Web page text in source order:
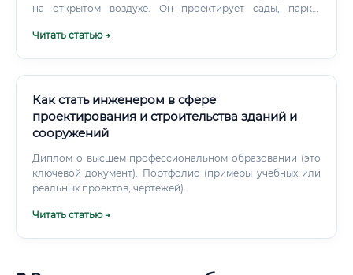
на открытом воздухе. Он проектирует сады, парки,
кровельные сады и даже интерьерные зоны с живыми
Читать статью →
Как стать инженером в сфере
проектирования и строительства зданий и
сооружений
Диплом о высшем профессиональном образовании (это
ключевой документ). Портфолио (примеры учебных или
реальных проектов, чертежей).
Читать статью →